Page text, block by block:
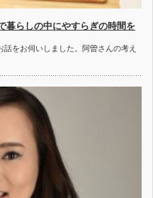
暮らしの中にやすらぎの時間を
をお伺いしました。阿曽さんの考え